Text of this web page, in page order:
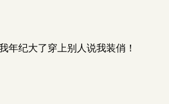
年纪大了穿上别人说我装俏！